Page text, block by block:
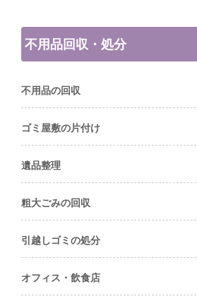
不用品回収・処分
不用品の回収
ゴミ屋敷の片付け
遺品整理
粗大ごみの回収
引越しゴミの処分
オフィス・飲食店